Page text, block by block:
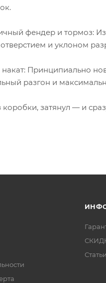
фендер и тормоз:
и уклоном
Принципиально
разгон и
коробки, затянул — и
Статьи